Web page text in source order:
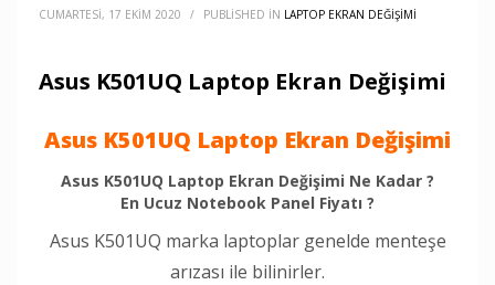
CUMARTESI, 17 EKIM 2020 / PUBLISHED IN LAPTOP EKRAN DEĞIŞIMI
Asus K501UQ Laptop Ekran Değişimi
Asus K501UQ Laptop Ekran Değişimi
Asus K501UQ Laptop Ekran Değişimi Ne Kadar ?
En Ucuz Notebook Panel Fiyatı ?
Asus K501UQ marka laptoplar genelde menteşe
arızası ile bilinirler.